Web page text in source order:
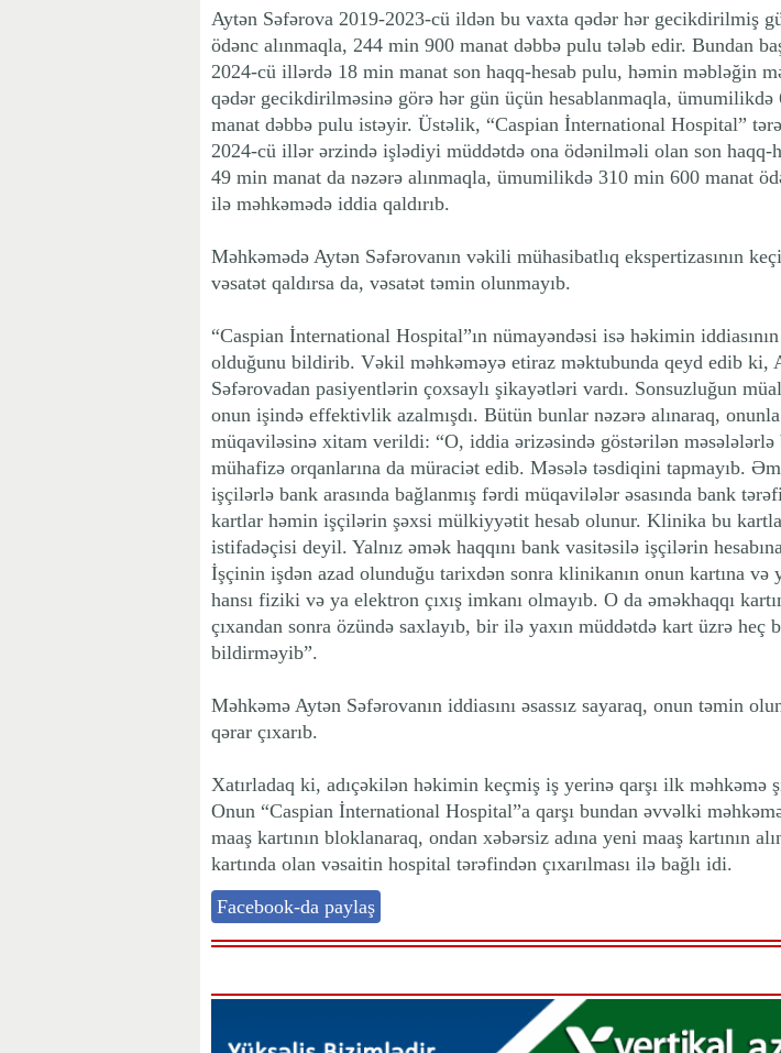
Aytən Səfərova 2019-2023-cü ildən bu vaxta qədər hər gecikdirilmiş
ödənc alınmaqla, 244 min 900 manat dəbbə pulu tələb edir. Bundan
2024-cü illərdə 18 min manat son haqq-hesab pulu, həmin məbləğin
qədər gecikdirilməsinə görə hər gün üçün hesablanmaqla, ümumilikdə
manat dəbbə pulu istəyir. Üstəlik, “Caspian İnternational Hospital”
2024-cü illər ərzində işlədiyi müddətdə ona ödənilməli olan son haqq-
49 min manat da nəzərə alınmaqla, ümumilikdə 310 min 600 manat
ilə məhkəmədə iddia qaldırıb.
Məhkəmədə Aytən Səfərovanın vəkili mühasibatlıq ekspertizasının
vəsatət qaldırsa da, vəsatət təmin olunmayıb.
“Caspian İnternational Hospital”ın nümayəndəsi isə həkimin iddiasının
olduğunu bildirib. Vəkil məhkəməyə etiraz məktubunda qeyd edib ki,
Səfərovadan pasiyentlərin çoxsaylı şikayətləri vardı. Sonsuzluğun
onun işində effektivlik azalmışdı. Bütün bunlar nəzərə alınaraq,
müqaviləsinə xitam verildi: “O, iddia ərizəsində göstərilən məsələlərlə
mühafizə orqanlarına da müraciət edib. Məsələ təsdiqini tapmayıb.
işçilərlə bank arasında bağlanmış fərdi müqavilələr əsasında bank
kartlar həmin işçilərin şəxsi mülkiyyətit hesab olunur. Klinika bu
istifadəçisi deyil. Yalnız əmək haqqını bank vasitəsilə işçilərin
İşçinin işdən azad olunduğu tarixdən sonra klinikanın onun kartına və
hansı fiziki və ya elektron çıxış imkanı olmayıb. O da əməkhaqqı
çıxandan sonra özündə saxlayıb, bir ilə yaxın müddətdə kart üzrə heç
bildirməyib”.
Məhkəmə Aytən Səfərovanın iddiasını əsassız sayaraq, onun təmin
qərar çıxarıb.
Xatırladaq ki, adıçəkilən həkimin keçmiş iş yerinə qarşı ilk məhkəmə
Onun “Caspian İnternational Hospital”a qarşı bundan əvvəlki
maaş kartının bloklanaraq, ondan xəbərsiz adına yeni maaş kartının
kartında olan vəsaitin hospital tərəfindən çıxarılması ilə bağlı idi.
Facebook-da paylaş